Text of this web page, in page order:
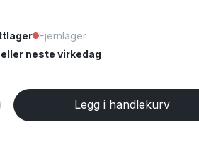
Fjernlager
neste virkedag
Legg i handlekurv